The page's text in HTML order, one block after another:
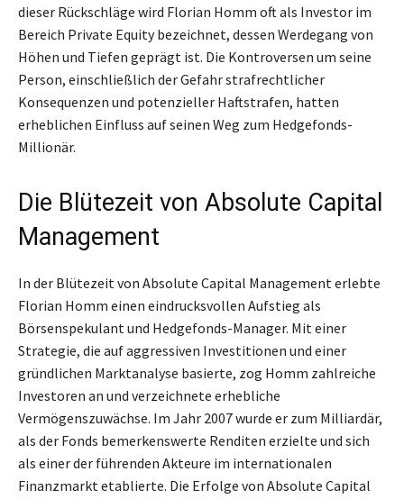
dieser Rückschläge wird Florian Homm oft als Investor im
Bereich Private Equity bezeichnet, dessen Werdegang von
Höhen und Tiefen geprägt ist. Die Kontroversen um seine
Person, einschließlich der Gefahr strafrechtlicher
Konsequenzen und potenzieller Haftstrafen, hatten
erheblichen Einfluss auf seinen Weg zum Hedgefonds-
Millionär.
Die Blütezeit von Absolute Capital
Management
In der Blütezeit von Absolute Capital Management erlebte
Florian Homm einen eindrucksvollen Aufstieg als
Börsenspekulant und Hedgefonds-Manager. Mit einer
Strategie, die auf aggressiven Investitionen und einer
gründlichen Marktanalyse basierte, zog Homm zahlreiche
Investoren an und verzeichnete erhebliche
Vermögenszuwächse. Im Jahr 2007 wurde er zum Milliardär,
als der Fonds bemerkenswerte Renditen erzielte und sich
als einer der führenden Akteure im internationalen
Finanzmarkt etablierte. Die Erfolge von Absolute Capital